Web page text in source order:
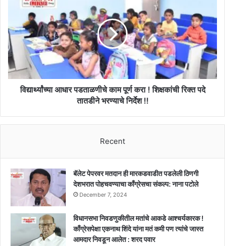
वाटल्याने
सर्वसामान्यांच्या
बुडाल्याचा
ठपका,
अध्यक्ष
अंबादास
मानकापेंसह
संचालक
दाखल
पडताळणीचे
पूर्ण
करा
!
शिक्षकांची
रिक्त
विद्यार्थ्यांच्या आधार पडताळणीचे काम पूर्ण करा ! शिक्षकांची रिक्त पदे
तातडीने भरण्याचे निर्देश !!
Recent
बॅलेट पेपरवर मतदान ही मारकडवाडीत पडलेली ठिणगी
देशभरात पोहचवण्याचा काँग्रेसचा संकल्प: नाना पटोले
December 7, 2024
विधानसभा निवडणुकीतील मतांचे आकडे आश्चर्यकारक !
काँग्रेसपेक्षा एकनाथ शिंदे यांना मतं कमी पण त्यांचे जास्त
आमदार निवडून आलेत : शरद पवार